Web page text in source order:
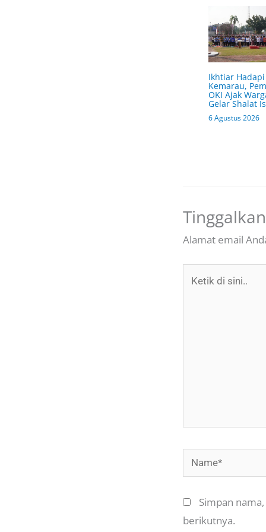
Ikhtiar Hadapi
Kemarau,
OKI Ajak
Gelar Shalat
6 Agustus 2026
Alamat email
Name*
Simpan
berikutnya.